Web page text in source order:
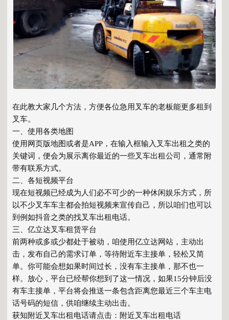
在此教大家几个方法，方便各位急用叉车的老板能更多租到
叉车。
一、使用各类地图
使用网页版地图或者是APP，在输入框输入叉车出租之类的
关键词，便会为展示离你最近的一些叉车出租公司 ，通常附
带有联系方式。
二、各短视频平台
现在短视频已经成为人们必不可少的一种休闲娱乐方式，所
以不少叉车车主都会拍短视频来宣传自己，所以咱们也可以
到例如抖音之类的找叉车出租电话。
三、亿立达叉车租赁平台
前两种或多或少都处于被动，咱使用亿立达网站，主动出
击，发布自己的需求订单，等待附近车主接单，轻松又简
单。你可能会想如果时间过长，没有车主接单，那不也一
样。放心，平台已经帮你想到了这一情况，如果15分钟后没
有车主接单，平台将会推送一条包含距离您最近三个车主电
话号码的短信，供咱继续主动出击。
获知附近叉车出租电话请点击： 附近叉车出租电话